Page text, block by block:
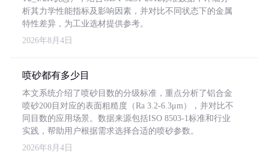
析其力学性能指标及影响因素，并对比不同状态下的金属
特性差异，为工业选材提供参考。
2026年8月4日
喷砂都有多少目
本文系统介绍了喷砂目数的分级标准，重点分析了铝合金
喷砂200目对应的表面粗糙度（Ra 3.2-6.3μm），并对比不
同目数的应用场景。数据来源包括ISO 8503-1标准和行业
实践，帮助用户根据需求选择合适的喷砂参数。
2026年8月4日